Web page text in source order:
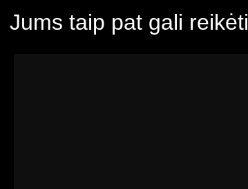
Jums taip pat gali reikėti